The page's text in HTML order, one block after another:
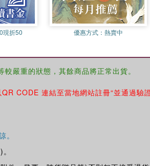
現折50 優惠方式： 熱賣中
嚴重的狀態，其餘商品將正常出貨。
CODE 連結至當地網站註冊“並通過驗證